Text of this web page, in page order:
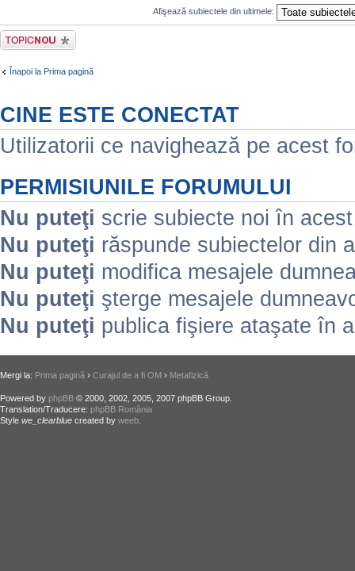
Afişează subiectele din ultimele:
Scrie un subiect
nou
Înapoi la Prima pagină
CINE ESTE CONECTAT
Utilizatorii ce navighează pe acest
PERMISIUNILE FORUMULUI
Nu puteţi scrie subiecte noi în
Nu puteţi răspunde subiectelor din
Nu puteţi modifica mesajele
Nu puteţi şterge mesajele
Nu puteţi publica fişiere ataşate în
Mergi la: Prima pagină › Curajul de a fi OM › Metafizică
Powered by phpBB © 2000, 2002, 2005, 2007 phpBB Group.
Translation/Traducere: phpBB România
Style we_clearblue created by weeb